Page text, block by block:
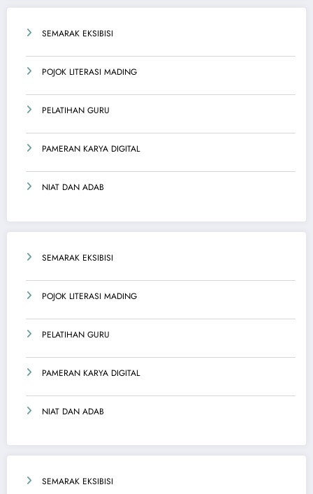
SEMARAK EKSIBISI
POJOK LITERASI MADING
PELATIHAN GURU
PAMERAN KARYA DIGITAL
NIAT DAN ADAB
SEMARAK EKSIBISI
POJOK LITERASI MADING
PELATIHAN GURU
PAMERAN KARYA DIGITAL
NIAT DAN ADAB
SEMARAK EKSIBISI